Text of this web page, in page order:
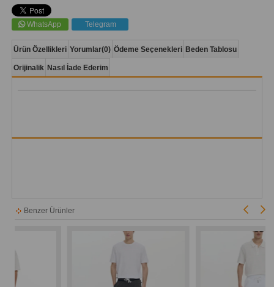
WhatsApp Telegram
Ürün Özellikleri Yorumlar(0) Ödeme Seçenekleri Beden Tablosu
Orijinalik Nasıl İade Ederim
Benzer Ürünler